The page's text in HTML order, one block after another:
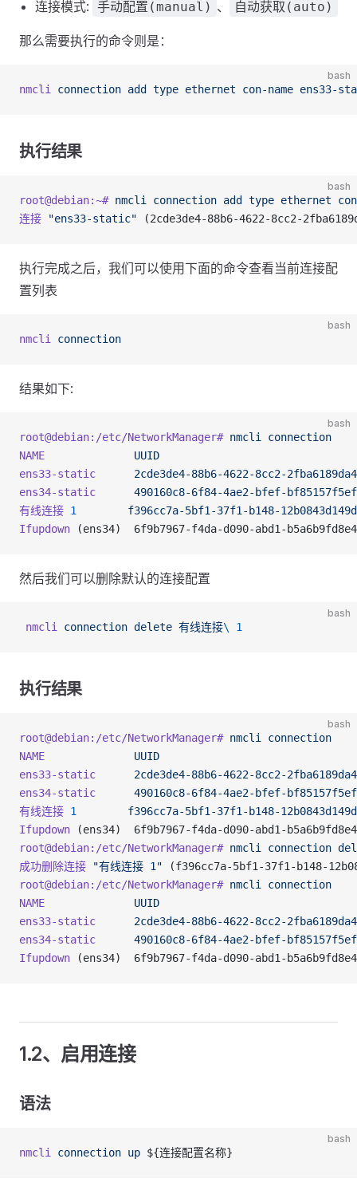
连接模式: 手动配置(manual) 、 自动获取(auto)
那么需要执行的命令则是：
bash
nmcli connection add type ethernet con-name ens33-
执行结果
bash
root@debian:~# nmcli connection add type ethernet
连接 "ens33-static" (2cde3de4-88b6-4622-8cc2-
执行完成之后，我们可以使用下面的命令查看当前连接配
置列表
bash
nmcli connection
结果如下:
bash
root@debian:/etc/NetworkManager# nmcli
connection
NAME
              UUID
ens33-static
2cde3de4-88b6-4622-8cc2-
ens34-static
490160c8-6f84-4ae2-bfef-
有线连接 1
        f396cc7a-5bf1-37f1-b148-12b0843d149d
Ifupdown (ens34)  6f9b7967-f4da-d090-abd1-
然后我们可以删除默认的连接配置
bash
nmcli connection delete 有线连接\ 1
执行结果
bash
root@debian:/etc/NetworkManager# nmcli
connection
NAME
              UUID
ens33-static
2cde3de4-88b6-4622-8cc2-
ens34-static
490160c8-6f84-4ae2-bfef-
有线连接 1
        f396cc7a-5bf1-37f1-b148-12b0843d149d
Ifupdown (ens34)  6f9b7967-f4da-d090-abd1-
root@debian:/etc/NetworkManager# nmcli connection
成功删除连接 "有线连接 1" (f396cc7a-5bf1-37f1-b148-
root@debian:/etc/NetworkManager# nmcli
connection
NAME
              UUID
ens33-static
2cde3de4-88b6-4622-8cc2-
ens34-static
490160c8-6f84-4ae2-bfef-
Ifupdown (ens34)  6f9b7967-f4da-d090-abd1-
1.2、启用连接
语法
bash
nmcli connection up ${连接配置名称}